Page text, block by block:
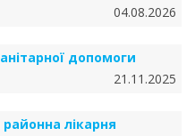
04.08.2026
допомоги
21.11.2025
лікарня